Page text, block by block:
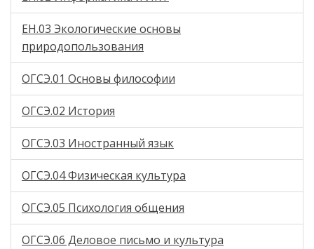
ЕН.03 Экологические основы
природопользования
ОГСЭ.01 Основы философии
ОГСЭ.02 История
ОГСЭ.03 Иностранный язык
ОГСЭ.04 Физическая культура
ОГСЭ.05 Психология общения
ОГСЭ.06 Деловое письмо и культура